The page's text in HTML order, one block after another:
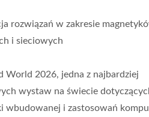
rozwiązań w zakresie
i sieciowych
World 2026, jedna z najbardziej
wystaw na świecie
wbudowanej i zastosowań